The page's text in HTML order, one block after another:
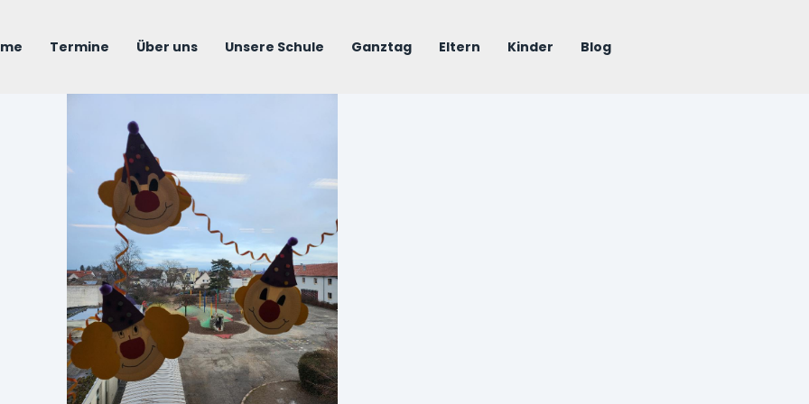
Termine Über uns Unsere Schule Ganztag Eltern Kinder Blog